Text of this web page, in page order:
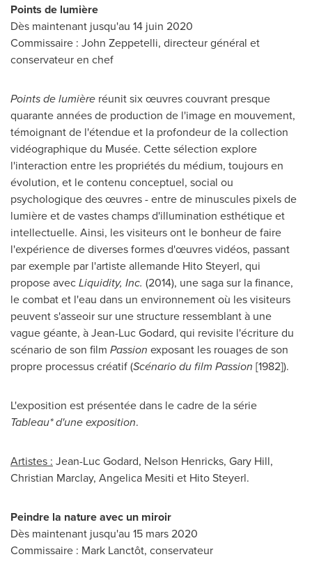
Points de lumière
Dès maintenant jusqu'au 14 juin 2020
Commissaire : John Zeppetelli, directeur général et
conservateur en chef
Points de lumière réunit six œuvres couvrant presque
quarante années de production de l'image en mouvement,
témoignant de l'étendue et la profondeur de la collection
vidéographique du Musée. Cette sélection explore
l'interaction entre les propriétés du médium, toujours en
évolution, et le contenu conceptuel, social ou
psychologique des œuvres - entre de minuscules pixels de
lumière et de vastes champs d'illumination esthétique et
intellectuelle. Ainsi, les visiteurs ont le bonheur de faire
l'expérience de diverses formes d'œuvres vidéos, passant
par exemple par l'artiste allemande Hito Steyerl, qui
propose avecLiquidity, Inc. (2014), une saga sur la finance,
le combat et l'eau dans un environnement où les visiteurs
peuvent s'asseoir sur une structure ressemblant à une
vague géante, àJean-Luc Godard, qui revisite l'écriture du
scénario de son film Passion exposant les rouages de son
propre processus créatif (Scénario du film Passion [1982]).
L'exposition est présentée dans le cadre de la série
Tableau* d'une exposition.
Artistes : Jean-Luc Godard, Nelson Henricks, Gary Hill,
Christian Marclay, Angelica Mesiti et Hito Steyerl.
Peindre la nature avec un miroir
Dès maintenant jusqu'au 15 mars 2020
Commissaire : Mark Lanctôt, conservateur